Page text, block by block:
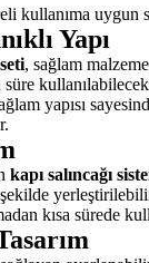
kullanıma uygun
Yapı
, sağlam
kullanılabilecek
yapısı
kapı salıncağı
kısa sürede